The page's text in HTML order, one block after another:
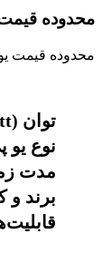
محدوده
محدوده قیمت یو پی اس‌های صنعتی می‌تواند از 20 میلیون
توان (VA/Watt)
نوع
مدت
برند